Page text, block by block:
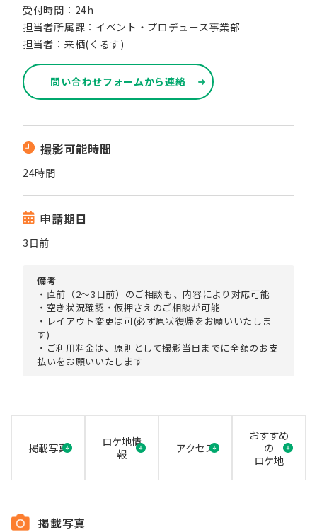
受付時間：24h
担当者所属課：イベント・プロデュース事業部
担当者：来栖(くるす)
問い合わせフォームから連絡
撮影可能時間
24時間
申請期日
3日前
備考
・直前（2〜3日前）のご相談も、内容により対応可能
・空き状況確認・仮押さえのご相談が可能
・レイアウト変更は可(必ず原状復帰をお願いいたしま
す)
・ご利用料金は、原則として撮影当日までに全額のお支
払いをお願いいたします
掲載写真
ロケ地情
報
アクセス
おすすめ
の
ロケ地
掲載写真